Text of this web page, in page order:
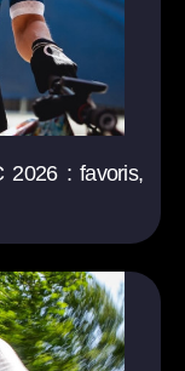
2026 : favoris,